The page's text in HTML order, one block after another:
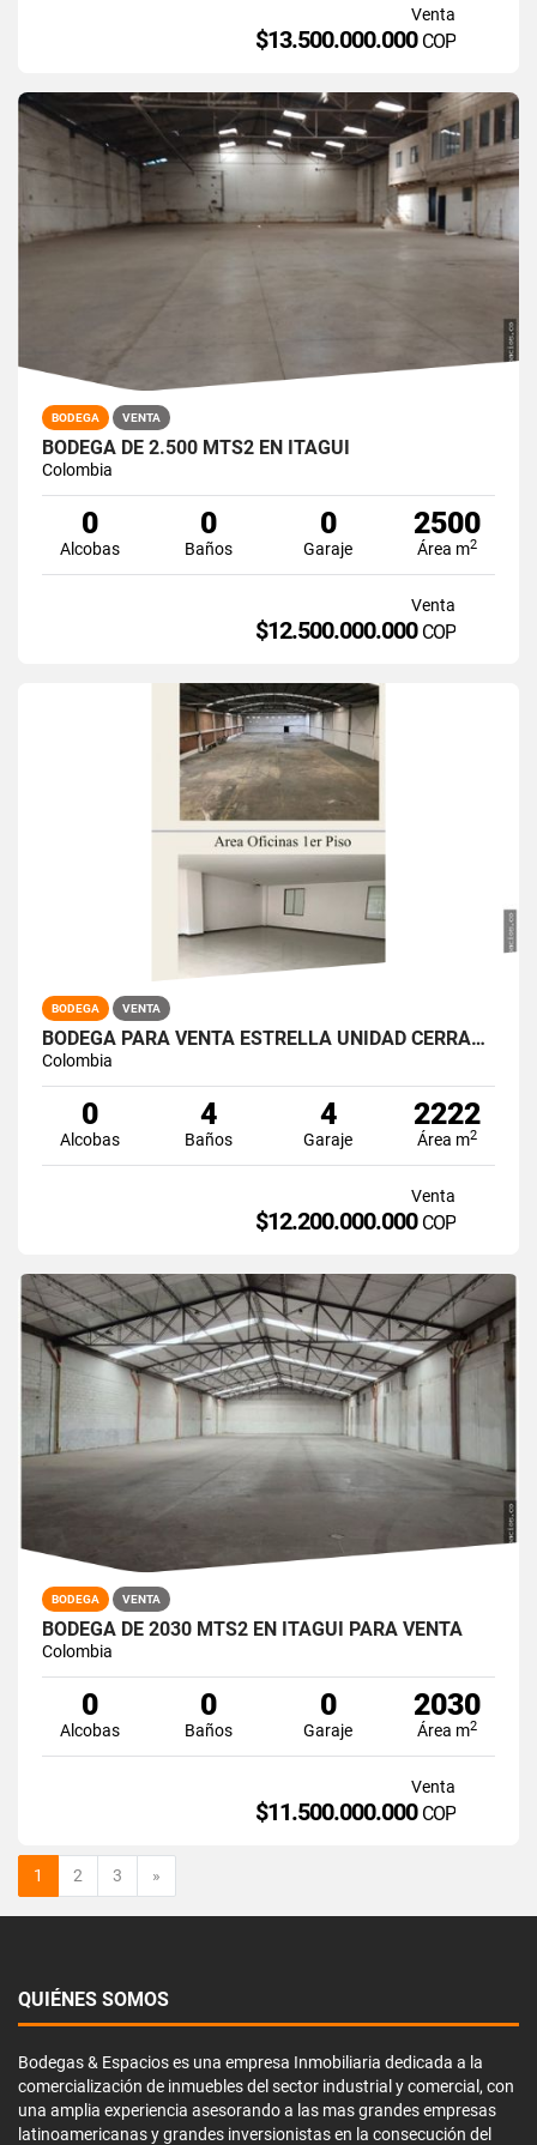
Venta
$13.500.000.000 COP
BODEGA VENTA
BODEGA DE 2.500 MTS2 EN ITAGUI
Colombia
0
Alcobas
0
Baños
0
Garaje
2500
Área m2
Venta
$12.500.000.000 COP
BODEGA VENTA
BODEGA PARA VENTA ESTRELLA UNIDAD CERRADA 2.222MTS PUERTA CAMIÓN
Colombia
0
Alcobas
4
Baños
4
Garaje
2222
Área m2
Venta
$12.200.000.000 COP
BODEGA VENTA
BODEGA DE 2030 MTS2 EN ITAGUI PARA VENTA
Colombia
0
Alcobas
0
Baños
0
Garaje
2030
Área m2
Venta
$11.500.000.000 COP
1 2 3 »
QUIÉNES SOMOS
Bodegas & Espacios es una empresa Inmobiliaria dedicada a la
comercialización de inmuebles del sector industrial y comercial, con
una amplia experiencia asesorando a las mas grandes empresas
latinoamericanas y grandes inversionistas en la consecución del